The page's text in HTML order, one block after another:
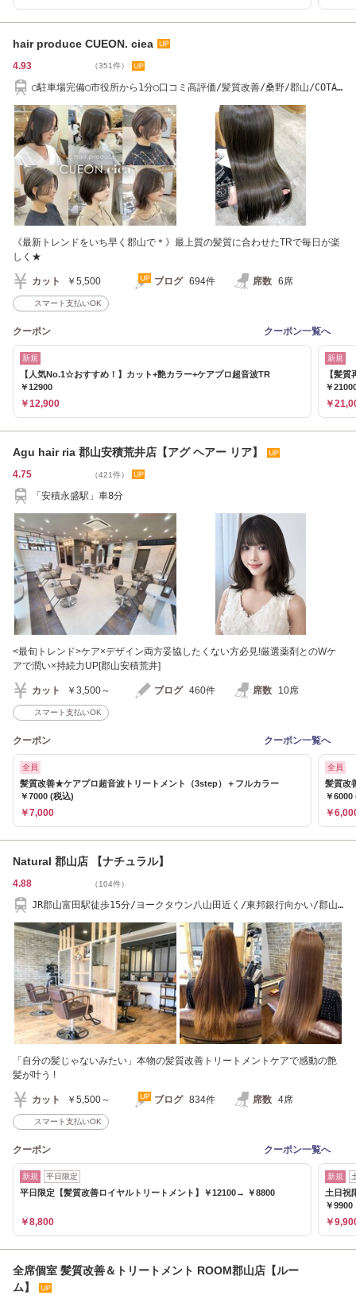
hair produce CUEON. ciea
4.93 （351件）
◯駐車場完備◯市役所から1分◯口コミ高評価/髪質改善/桑野/郡山/COTA/
《最新トレンドをいち早く郡山で＊》最上質の髪質に合わせたTRで毎日が楽
しく★
カット ￥5,500 ブログ 694件 席数 6席
スマート支払いOK
クーポン クーポン一覧へ
新規
【人気No.1☆おすすめ！】カット+艶カラー+ケアプロ超音波TR
￥12900
￥12,900
新規
【髪
￥
￥
Agu hair ria 郡山安積荒井店【アグ ヘアー リア】
4.75 （421件）
「安積永盛駅」車8分
<最旬トレンド>ケア×デザイン両方妥協したくない方必見!厳選薬剤とのWケ
アで潤い×持続力UP[郡山安積荒井]
カット ￥3,500～ ブログ 460件 席数 10席
スマート支払いOK
クーポン クーポン一覧へ
全員
髪質改善★ケアプロ超音波トリートメント（3step）＋フルカラー
￥7000 (税込)
￥7,000
全員
髪質改
￥6000
￥
Natural 郡山店 【ナチュラル】
4.88 （104件）
JR郡山富田駅徒歩15分/ヨークタウン八山田近く/東邦銀行向かい/郡山
「自分の髪じゃないみたい」本物の髪質改善トリートメントケアで感動の艶
髪が叶う !
カット ￥5,500～ ブログ 834件 席数 4席
スマート支払いOK
クーポン クーポン一覧へ
新規 平日限定
平日限定【髪質改善ロイヤルトリートメント】￥12100→ ￥8800
￥8,800
新規
土日祝
￥9900
￥
全席個室 髪質改善＆トリートメント ROOM郡山店【ルー
ム】